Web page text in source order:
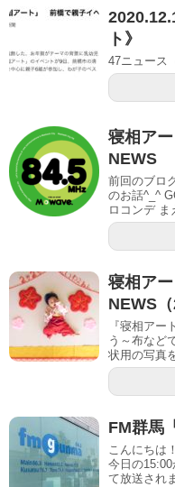
ト》
47ニュース
寝相ア
NEWS
前回のブロ
のお話^_^
ロコンデ ま
寝相ア
NEWS（
『寝相ア
う～布など
状用の写真
FM群馬
こんにちは
今日の
て放送され